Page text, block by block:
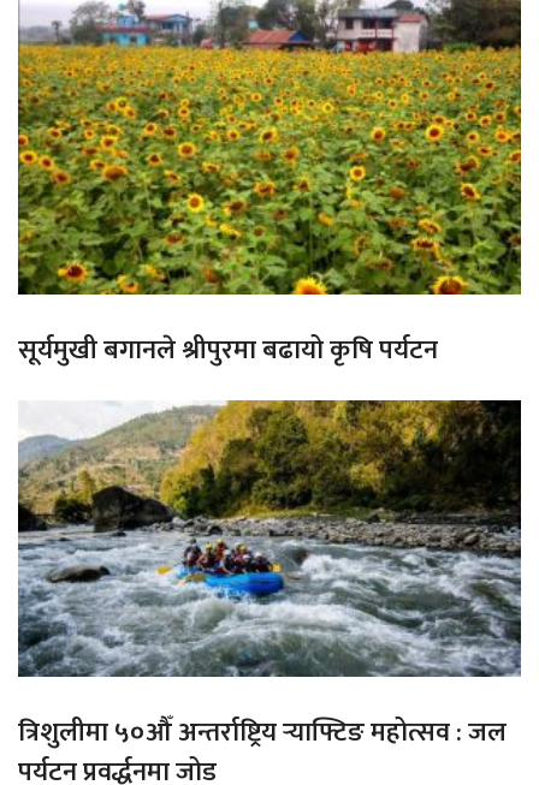
सूर्यमुखी बगानले श्रीपुरमा बढायो कृषि पर्यटन
त्रिशुलीमा ५०औँ अन्तर्राष्ट्रिय र्‍याफ्टिङ महोत्सव : जल
पर्यटन प्रवर्द्धनमा जोड